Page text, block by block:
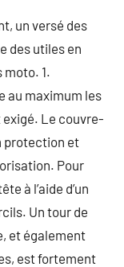
un versé des
des utiles en
moto. 1.
au maximum les
exigé. Le couvre-
protection et
Pour
à l’aide d’un
Un tour de
et également
est fortement